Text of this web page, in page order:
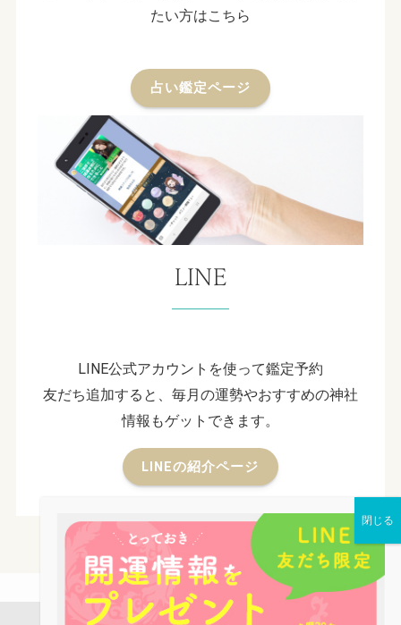
たい方はこちら
占い鑑定ページ
LINE
LINE公式アカウントを使って鑑定予約
友だち追加すると、毎月の運勢やおすすめの神社
情報もゲットできます。
LINEの紹介ページ